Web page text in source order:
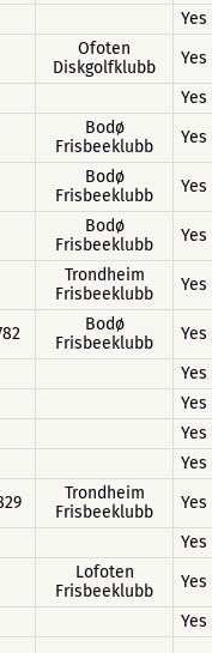
Yes
Ofoten
Diskgolfklubb
Yes
Yes
Bodø
Frisbeeklubb
Yes
Bodø
Frisbeeklubb
Yes
Bodø
Frisbeeklubb
Yes
Trondheim
Frisbeeklubb
Yes
Bodø
Frisbeeklubb
Yes
Yes
Yes
Yes
Yes
Trondheim
Frisbeeklubb
Yes
Yes
Lofoten
Frisbeeklubb
Yes
Yes